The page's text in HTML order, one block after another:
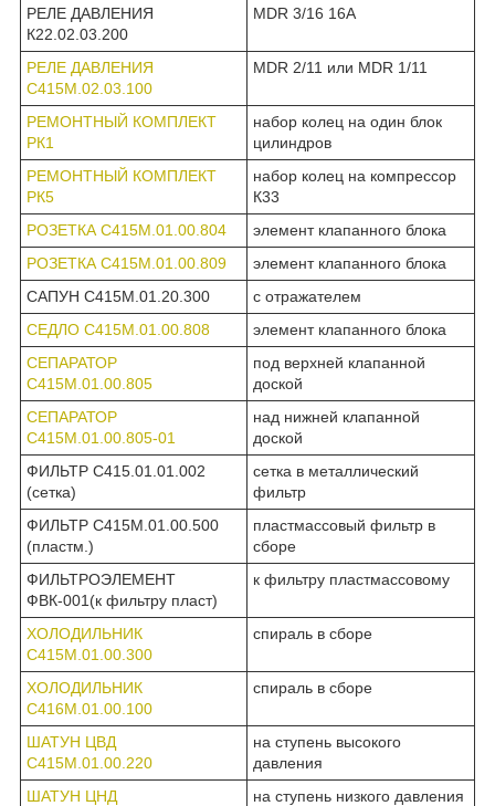
РЕЛЕ ДАВЛЕНИЯ
К22.02.03.200
MDR 3/16 16А
РЕЛЕ ДАВЛЕНИЯ
С415М.02.03.100
MDR 2/11 или MDR 1/11
РЕМОНТНЫЙ КОМПЛЕКТ
РК1
набор колец на один блок
цилиндров
РЕМОНТНЫЙ КОМПЛЕКТ
РК5
набор колец на компрессор
К33
РОЗЕТКА С415М.01.00.804
элемент клапанного блока
РОЗЕТКА С415М.01.00.809
элемент клапанного блока
САПУН С415М.01.20.300
с отражателем
СЕДЛО С415М.01.00.808
элемент клапанного блока
СЕПАРАТОР
С415М.01.00.805
под верхней клапанной
доской
СЕПАРАТОР
С415М.01.00.805-01
над нижней клапанной
доской
ФИЛЬТР С415.01.01.002
(сетка)
сетка в металлический
фильтр
ФИЛЬТР С415М.01.00.500
(пластм.)
пластмассовый фильтр в
сборе
ФИЛЬТРОЭЛЕМЕНТ
ФВК-001(к фильтру пласт)
к фильтру пластмассовому
ХОЛОДИЛЬНИК
С415М.01.00.300
спираль в сборе
ХОЛОДИЛЬНИК
С416М.01.00.100
спираль в сборе
ШАТУН ЦВД
С415М.01.00.220
на ступень высокого
давления
ШАТУН ЦНД
на ступень низкого давления